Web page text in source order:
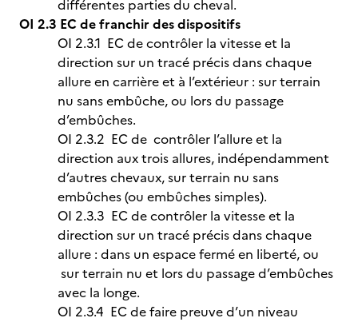
différentes parties du cheval.
OI 2.3 EC de franchir des dispositifs
OI 2.3.1 EC de contrôler la vitesse et la
direction sur un tracé précis dans chaque
allure en carrière et à l’extérieur : sur terrain
nu sans embûche, ou lors du passage
d’embûches.
OI 2.3.2 EC de contrôler l’allure et la
direction aux trois allures, indépendamment
d’autres chevaux, sur terrain nu sans
embûches (ou embûches simples).
OI 2.3.3 EC de contrôler la vitesse et la
direction sur un tracé précis dans chaque
allure : dans un espace fermé en liberté, ou
sur terrain nu et lors du passage d’embûches
avec la longe.
OI 2.3.4 EC de faire preuve d’un niveau